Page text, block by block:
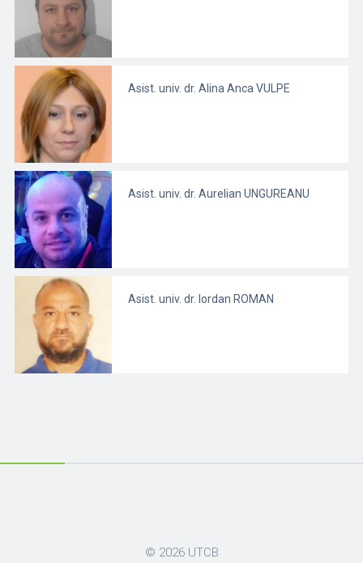
Asist. univ. dr. Alina Anca VULPE
Asist. univ. dr. Aurelian UNGUREANU
Asist. univ. dr. Iordan ROMAN
© 2026 UTCB